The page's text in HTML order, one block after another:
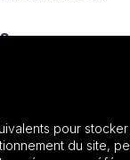
pour
du site,